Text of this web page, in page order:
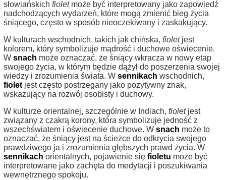
słowiańskich fioletmoże być interpretowany jako zapowiedź
nadchodzących wydarzeń, które mogą zmienić bieg życia
śniącego, często w sposób nieoczekiwany i zaskakujący.
W kulturach wschodnich, takich jak chińska, fioletjest
kolorem, który symbolizuje mądrość i duchowe oświecenie.
W snach może oznaczać, że śniący wkracza w nowy etap
swojego życia, w którym będzie dążył do poszerzenia swojej
wiedzy i zrozumienia świata. W sennikach wschodnich,
fiolet jest często postrzegany jako pozytywny znak,
wskazujący na rozwój osobisty i duchowy.
W kulturze orientalnej, szczególnie w Indiach, fioletjest
związany z czakrą korony, która symbolizuje jedność z
wszechświatem i oświecenie duchowe. W snach może to
oznaczać, że śniący jest na ścieżce do odkrycia swojego
prawdziwego ja i zrozumienia głębszych prawd życia. W
sennikach orientalnych, pojawienie się fioletu może być
interpretowane jako zachęta do medytacji i poszukiwania
wewnętrznego spokoju.